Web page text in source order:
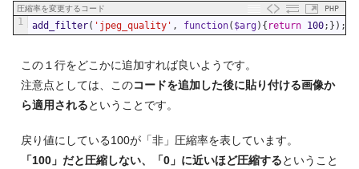
圧縮率を変更するコード PHP
1 add_filter( 'jpeg_quality' , function( $arg) { return 100; } ) ;
この１行をどこかに追加すれば良いようです。
注意点としては、このコードを追加した後に貼り付ける画像か
ら適用されるということです。
戻り値にしている100が「非」圧縮率を表しています。
「100」だと圧縮しない、「0」に近いほど圧縮するということ